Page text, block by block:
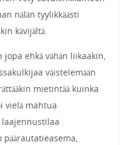
nälän tyylikkäästi
kävijältä.
ehkä vähän liikaakin,
väistelemään
mietintää kuinka
vielä mahtua